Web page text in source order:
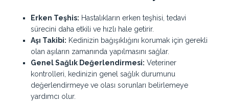
Erken Teşhis: Hastalıkların erken teşhisi, tedavi
sürecini daha etkili ve hızlı hale getirir.
Aşı Takibi: Kedinizin bağışıklığını korumak için gerekli
olan aşıların zamanında yapılmasını sağlar.
Genel Sağlık Değerlendirmesi: Veteriner
kontrolleri, kedinizin genel sağlık durumunu
değerlendirmeye ve olası sorunları belirlemeye
yardımcı olur.